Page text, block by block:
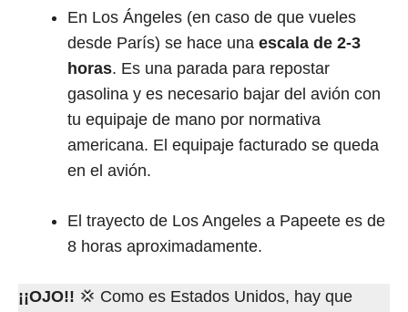
En Los Ángeles (en caso de que vueles
desde París) se hace una escala de 2-3
horas. Es una parada para repostar
gasolina y es necesario bajar del avión con
tu equipaje de mano por normativa
americana. El equipaje facturado se queda
en el avión.
El trayecto de Los Angeles a Papeete es de
8 horas aproximadamente.
¡¡OJO!! 💢 Como es Estados Unidos, hay que